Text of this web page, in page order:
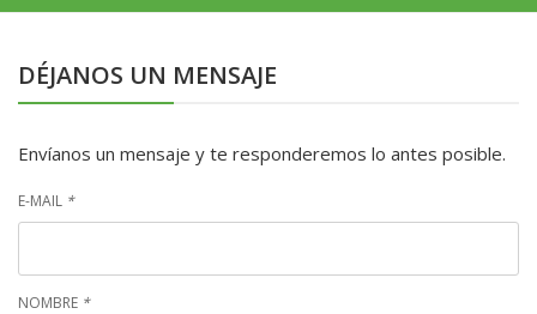
DÉJANOS UN MENSAJE
Envíanos un mensaje y te responderemos lo antes posible.
E-MAIL *
NOMBRE *